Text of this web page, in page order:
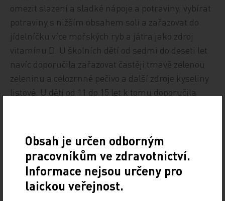
omezit slazení a sladké nápoje a potraviny, vybírat
potraviny s nižším obsahem soli a zařazovat do
jídelníčku více mořských ryb a játra jako zdroj
vitamínu D. U školních dětí od sedmi do deseti let
navíc doporučila zařazovat častěji tmavě zelenou
zeleninu a celozrnné pečivo a další zdroje kyseliny
listové. U dětí od 11 do 15 let k tomu doporučila
ČTKObsah je určen odborným
pracovníkům ve zdravotnictví.
Informace nejsou určeny pro
laickou veřejnost.